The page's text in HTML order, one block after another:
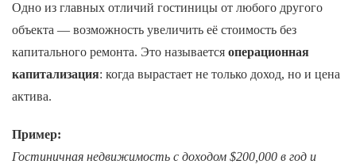
Одно из главных отличий гостиницы от любого другого
объекта — возможность увеличить её стоимость без
капитального ремонта. Это называется операционная
капитализация: когда вырастает не только доход, но и цена
актива.
Пример:
Гостиничная недвижимость с доходом $200,000 в год и